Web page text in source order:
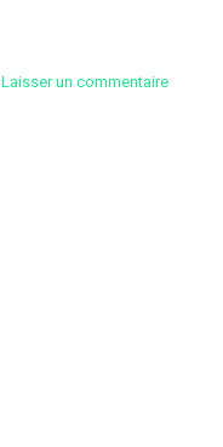
Laisser un commentaire